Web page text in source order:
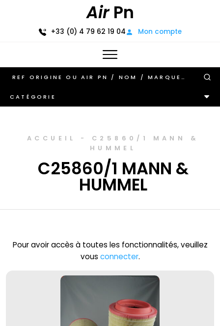
AirPn
+33 (0) 4 79 62 19 04 Mon compte
CATÉGORIE
ACCUEIL - C25860/1 MANN &
HUMMEL
C25860/1 MANN &
HUMMEL
Pour avoir accès à toutes les fonctionnalités, veuillez
vous connecter.